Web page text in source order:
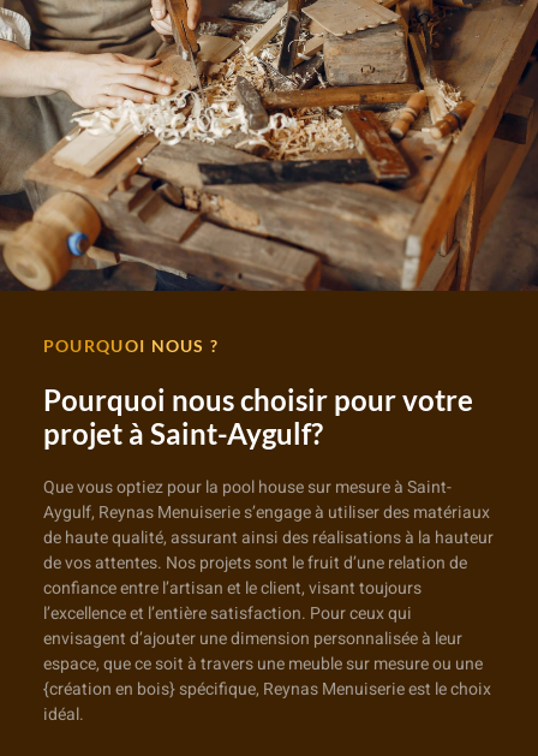
POURQUOI NOUS ?
Pourquoi nous choisir pour votre
projet à Saint-Aygulf?
Que vous optiez pour la pool house sur mesure à Saint-
Aygulf, Reynas Menuiserie s’engage à utiliser des matériaux
de haute qualité, assurant ainsi des réalisations à la hauteur
de vos attentes. Nos projets sont le fruit d’une relation de
confiance entre l’artisan et le client, visant toujours
l’excellence et l’entière satisfaction. Pour ceux qui
envisagent d’ajouter une dimension personnalisée à leur
espace, que ce soit à travers une meuble sur mesure ou une
{création en bois} spécifique, Reynas Menuiserie est le choix
idéal.